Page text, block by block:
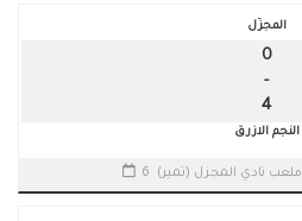
المجزّل
0
-
4
النجم الازرق
ملعب نادي المجزل (تمير)